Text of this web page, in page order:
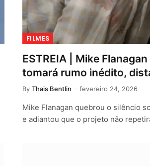
FILMES
ESTREIA | Mike
tomará rumo inédito,
By Thais Bentlin fevereiro 24, 2026
Mike Flanagan quebrou o silêncio
e adiantou que o projeto não